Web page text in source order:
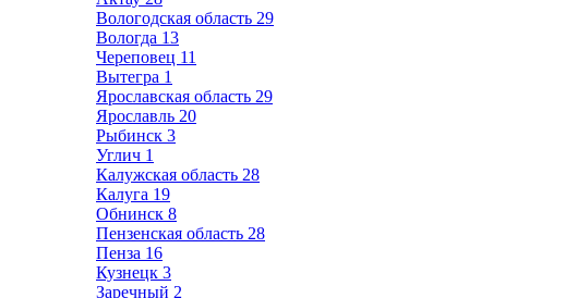
Вологодская область 29
Вологда 13
Череповец 11
Вытегра 1
Ярославская область 29
Ярославль 20
Рыбинск 3
Углич 1
Калужская область 28
Калуга 19
Обнинск 8
Пензенская область 28
Пенза 16
Кузнецк 3
Заречный 2